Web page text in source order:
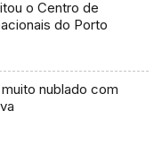
o Centro de
do Porto
nublado com